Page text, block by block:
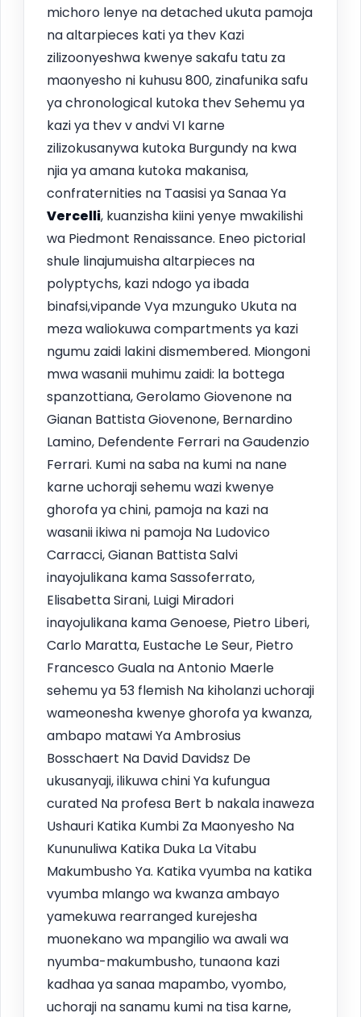
michoro lenye na detached ukuta pamoja
na altarpieces kati ya thev Kazi
zilizoonyeshwa kwenye sakafu tatu za
maonyesho ni kuhusu 800, zinafunika safu
ya chronological kutoka thev Sehemu ya
kazi ya thev v andvi VI karne
zilizokusanywa kutoka Burgundy na kwa
njia ya amana kutoka makanisa,
confraternities na Taasisi ya Sanaa Ya
Vercelli, kuanzisha kiini yenye mwakilishi
wa Piedmont Renaissance. Eneo pictorial
shule linajumuisha altarpieces na
polyptychs, kazi ndogo ya ibada
binafsi,vipande Vya mzunguko Ukuta na
meza waliokuwa compartments ya kazi
ngumu zaidi lakini dismembered. Miongoni
mwa wasanii muhimu zaidi: la bottega
spanzottiana, Gerolamo Giovenone na
Gianan Battista Giovenone, Bernardino
Lamino, Defendente Ferrari na Gaudenzio
Ferrari. Kumi na saba na kumi na nane
karne uchoraji sehemu wazi kwenye
ghorofa ya chini, pamoja na kazi na
wasanii ikiwa ni pamoja Na Ludovico
Carracci, Gianan Battista Salvi
inayojulikana kama Sassoferrato,
Elisabetta Sirani, Luigi Miradori
inayojulikana kama Genoese, Pietro Liberi,
Carlo Maratta, Eustache Le Seur, Pietro
Francesco Guala na Antonio Maerle
sehemu ya 53 flemish Na kiholanzi uchoraji
wameonesha kwenye ghorofa ya kwanza,
ambapo matawi Ya Ambrosius
Bosschaert Na David Davidsz De
ukusanyaji, ilikuwa chini Ya kufungua
curated Na profesa Bert b nakala inaweza
Ushauri Katika Kumbi Za Maonyesho Na
Kununuliwa Katika Duka La Vitabu
Makumbusho Ya. Katika vyumba na katika
vyumba mlango wa kwanza ambayo
yamekuwa rearranged kurejesha
muonekano wa mpangilio wa awali wa
nyumba-makumbusho, tunaona kazi
kadhaa ya sanaa mapambo, vyombo,
uchoraji na sanamu kumi na tisa karne,